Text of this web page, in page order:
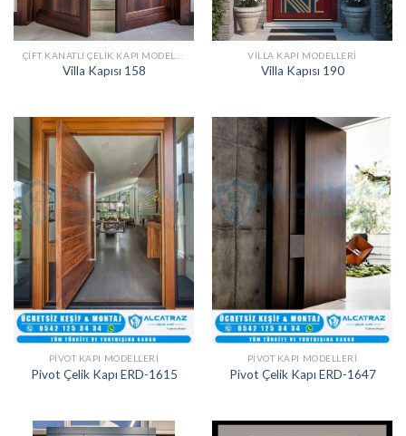
Villa Kapısı 158
VILLA KAPI MODELLERI
Villa Kapısı 190
PIVOT KAPI MODELLERI
Pivot Çelik Kapı ERD-1615
PIVOT KAPI MODELLERI
Pivot Çelik Kapı ERD-1647